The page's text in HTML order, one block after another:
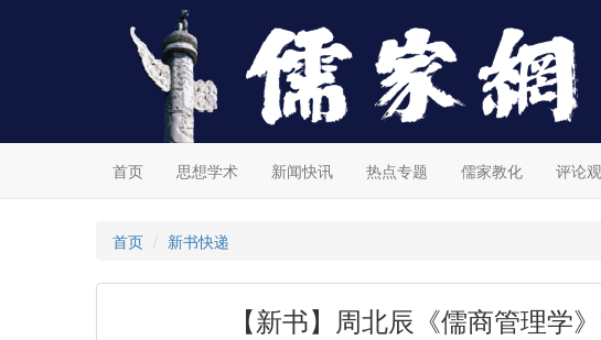
首页 思想学术 新闻快讯 热点专题 儒家教化 评论
首页 新书快递
【新书】周北辰《儒商管理学